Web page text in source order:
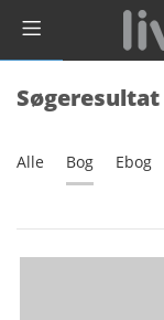
Alle Bog Ebog